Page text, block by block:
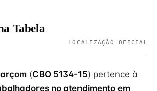
Tabela
LOCALIZAÇÃO OFICIAL
(CBO 5134-15) pertence à
no atendimento em